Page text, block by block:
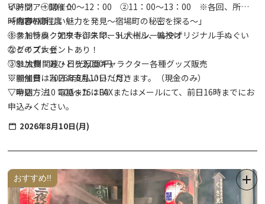
い。
～内容～
①ストラックアウト、スマートボール、輪投げ
②クイズ大会
③SL大樹関連・日光仮面キャラクター各種グッズ販売
▽開催日 2026年8月10日（月）
▽時間 10：00～16：00
イドツアー開催☆
「今市の新しい魅力を発見～宿場町の秘密を探る～」
▽時間 ①10：00～12：00 ②11：00～13：00 ※各回、所要
時間2時間程度
※参加特典：如来寺御朱印、SL大樹シールやオリジナル手ぬぐい
などのプレゼントあり！
▽参加費 おひとり2,000円
※参加費は当日お支払いいただきます。（現金のみ）
▽申込方法 電話またはFAXまたはメールにて、前日16時までにお
申込みください。
2026年8月10日(月)
おすすめ!!